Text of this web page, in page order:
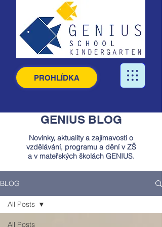
PROHLÍDKA
GENIUS BLOG
Novinky, aktuality a zajímavosti o
vzdělávání, programu a dění v ZŠ
a v mateřských školách GENIUS.
BLOG
All Posts
All Posts